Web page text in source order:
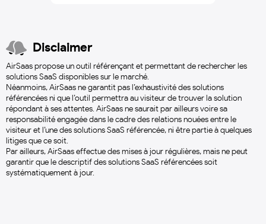
Disclaimer
AirSaas propose un outil référençant et permettant de rechercher les
solutions SaaS disponibles sur le marché.
Néanmoins, AirSaas ne garantit pas l’exhaustivité des solutions
référencées ni que l’outil permettra au visiteur de trouver la solution
répondant à ses attentes. AirSaas ne saurait par ailleurs voire sa
responsabilité engagée dans le cadre des relations nouées entre le
visiteur et l’une des solutions SaaS référencée, ni être partie à quelques
litiges que ce soit.
Par ailleurs, AirSaas effectue des mises à jour régulières, mais ne peut
garantir que le descriptif des solutions SaaS référencées soit
systématiquement à jour.